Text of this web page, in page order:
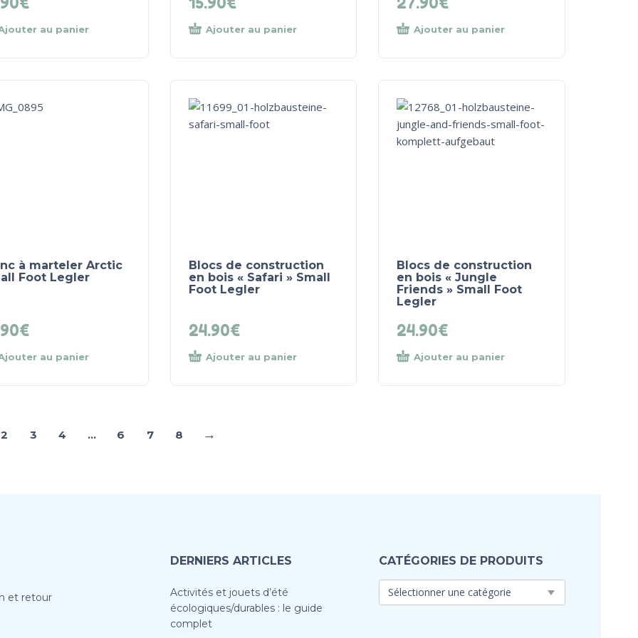
au panier Ajouter au panier Ajouter au panier
à marteler Arctic
Foot Legler
€
au panier
Blocs de construction
en bois « Safari » Small
Foot Legler
24.90€
Ajouter au panier
Blocs de construction
en bois « Jungle
Friends » Small Foot
Legler
24.90€
Ajouter au panier
2 3 4 … 6 7 8 →
et retour
DERNIERS ARTICLES
Activités et jouets d’été
écologiques/durables : le guide
complet
CATÉGORIES DE PRODUITS